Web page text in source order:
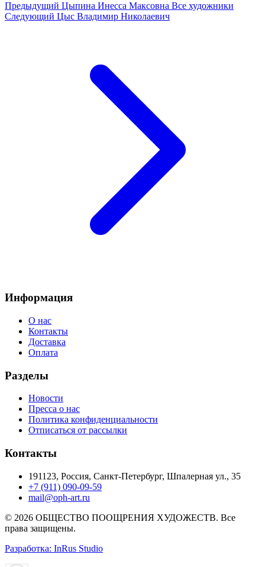
Предыдущий Цыпина Инесса Максовна Все художники
Следующий Цыс Владимир Николаевич
Информация
О нас
Контакты
Доставка
Оплата
Разделы
Новости
Пресса о нас
Политика конфиденциальности
Отписаться от рассылки
Контакты
191123, Россия, Санкт-Петербург, Шпалерная ул., 35
+7 (911) 090-09-59
mail@oph-art.ru
© 2026 ОБЩЕСТВО ПООЩРЕНИЯ ХУДОЖЕСТВ. Все
права защищены.
Разработка: InRus Studio